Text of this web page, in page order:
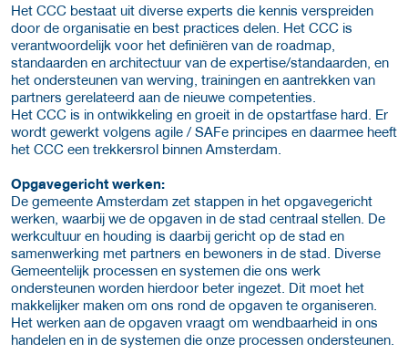
Het CCC bestaat uit diverse experts die kennis verspreiden
door de organisatie en best practices delen. Het CCC is
verantwoordelijk voor het definiëren van de roadmap,
standaarden en architectuur van de expertise/standaarden, en
het ondersteunen van werving, trainingen en aantrekken van
partners gerelateerd aan de nieuwe competenties.
Het CCC is in ontwikkeling en groeit in de opstartfase hard. Er
wordt gewerkt volgens agile / SAFe principes en daarmee heeft
het CCC een trekkersrol binnen Amsterdam.
Opgavegericht werken:
De gemeente Amsterdam zet stappen in het opgavegericht
werken, waarbij we de opgaven in de stad centraal stellen. De
werkcultuur en houding is daarbij gericht op de stad en
samenwerking met partners en bewoners in de stad. Diverse
Gemeentelijk processen en systemen die ons werk
ondersteunen worden hierdoor beter ingezet. Dit moet het
makkelijker maken om ons rond de opgaven te organiseren.
Het werken aan de opgaven vraagt om wendbaarheid in ons
handelen en in de systemen die onze processen ondersteunen.